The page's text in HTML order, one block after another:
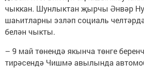
чыккан. Шунлыктан җырчы Әнвәр
шаһитларны эзләп социаль
белән чыкты.
– 9 май төнендә якынча төнге
тирәсендә Чишмә авылында